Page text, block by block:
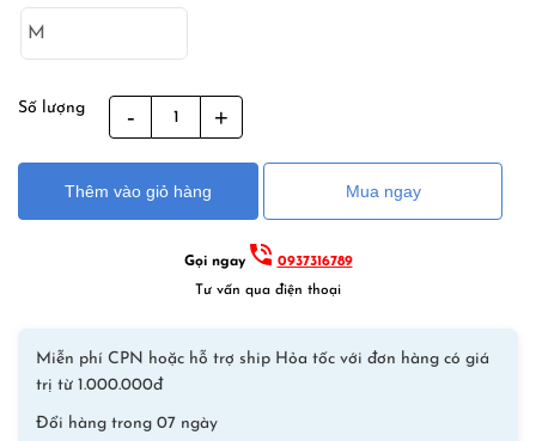
Số lượng
Bơi
Nam
Ống
Rộng
S-
610
số
Thêm vào giỏ hàng Mua ngay
Gọi ngay
0937316789
Tư vấn qua điện thoại
Miễn phí CPN hoặc hỗ trợ ship Hỏa tốc với đơn hàng có giá
trị từ 1.000.000đ
Đổi hàng trong 07 ngày